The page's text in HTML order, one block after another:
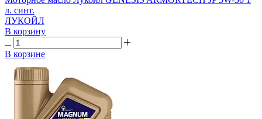
л. синт.
ЛУКОЙЛ
В корзину
В корзине